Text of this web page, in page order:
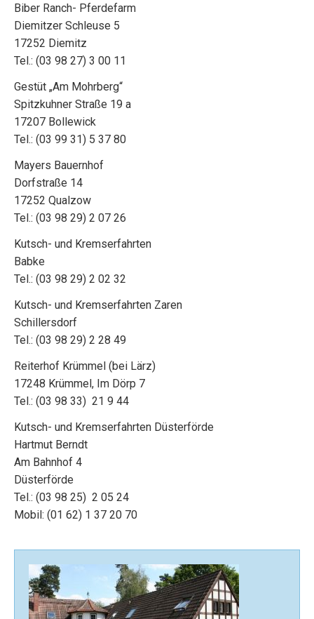
Biber Ranch- Pferdefarm
Diemitzer Schleuse 5
17252 Diemitz
Tel.: (03 98 27) 3 00 11
Gestüt „Am Mohrberg“
Spitzkuhner Straße 19 a
17207 Bollewick
Tel.: (03 99 31) 5 37 80
Mayers Bauernhof
Dorfstraße 14
17252 Qualzow
Tel.: (03 98 29) 2 07 26
Kutsch- und Kremserfahrten
Babke
Tel.: (03 98 29) 2 02 32
Kutsch- und Kremserfahrten Zaren
Schillersdorf
Tel.: (03 98 29) 2 28 49
Reiterhof Krümmel (bei Lärz)
17248 Krümmel, Im Dörp 7
Tel.: (03 98 33) 21 9 44
Kutsch- und Kremserfahrten Düsterförde
Hartmut Berndt
Am Bahnhof 4
Düsterförde
Tel.: (03 98 25) 2 05 24
Mobil: (01 62) 1 37 20 70